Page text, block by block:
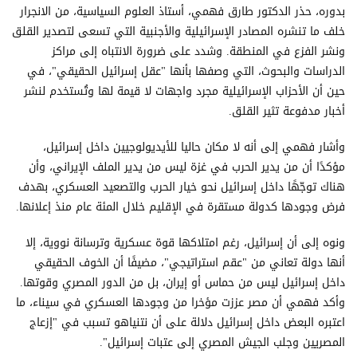
بدوره، حذر الدكتور طارق فهمي، أستاذ العلوم السياسية، من الانجرار
خلف ما تنشره المصادر الإسرائيلية والأجنبية التي تسعى لتصدير القلق
ونشر الفزع في المنطقة. وشدد على ضرورة الانتباه إلى مراكز
الدراسات والبحوث، التي وصفها بأنها "عقل إسرائيل الحقيقي"، في
حين أن الأحزاب الإسرائيلية مجرد واجهات لا قيمة لها وتُستخدم لنشر
أخبار مدفوعة تثير القلق.
وأشار فهمي إلى أنه لا مكان حاليا للأيديولوجيين داخل إسرائيل،
مؤكدًا أن من يدير الحرب في غزة ليس من يدير الملف الإيراني، وأن
هناك توجّهًا داخل إسرائيل نحو خيار الحرب والتصعيد العسكري، بهدف
فرض وجودها كدولة مستقرة في الإقليم خلال المئة عام منذ إعلانها.
ونوه إلى أن إسرائيل، رغم امتلاكها قوة عسكرية وترسانة نووية، إلا
أنها دولة تعاني من "عقم استراتيجي"، مضيفًا أن الخوف الحقيقي
داخل إسرائيل ليس من حماس أو إيران، بل من الدور المصري وقوتها.
وأكد فهمي أن مصر عززت مؤخرا من وجودها العسكري في سيناء، ما
اعتبره البعض داخل إسرائيل دلالة على أن نتنياهو تسبب في "إزعاج
المصريين وجلب الجيش المصري إلى عتبات إسرائيل".